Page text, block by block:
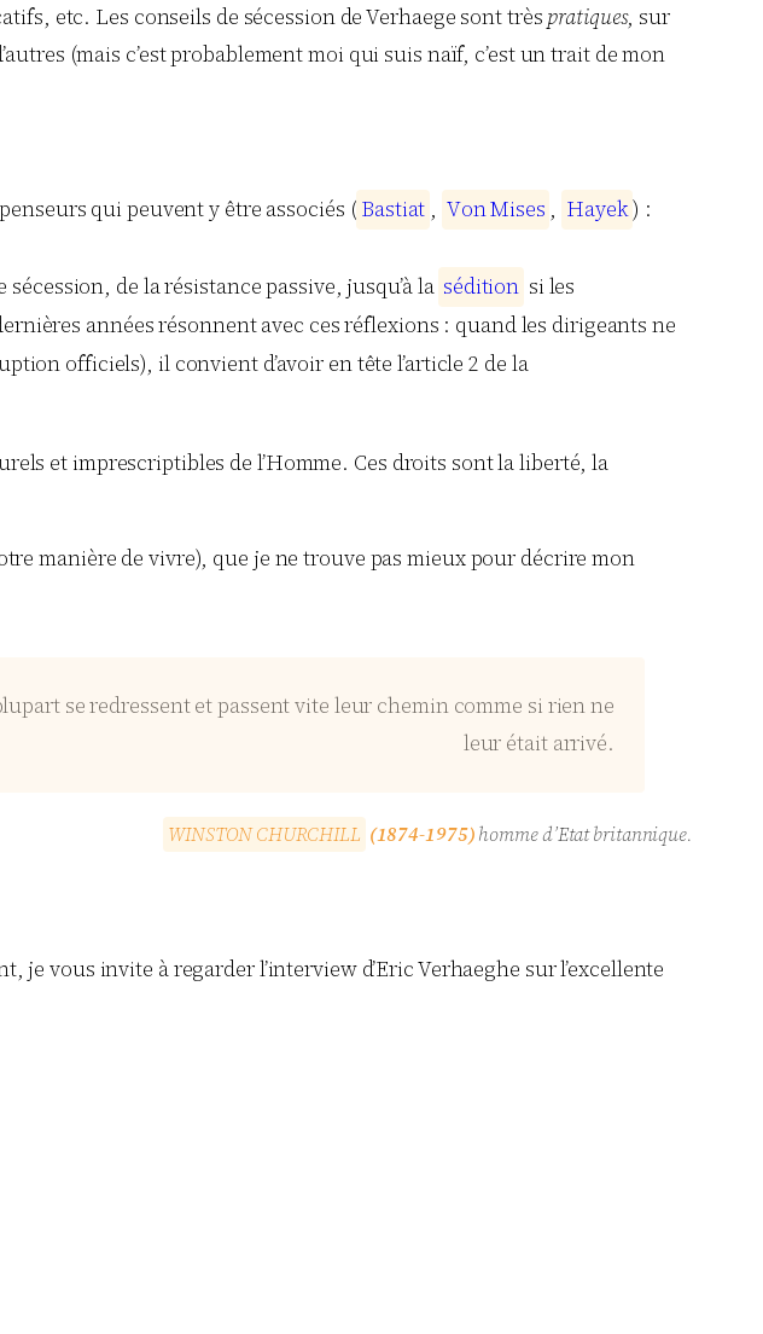
etc. Les conseils de sécession de Verhaege sont très pratiques, sur
(mais c’est probablement moi qui suis naïf, c’est un trait de mon
qui peuvent y être associés ( Bastiat , VonMises , Hayek) :
de la résistance passive, jusqu’à la sédition si les
années résonnent avec ces réflexions : quand les dirigeants ne
officiels), il convient d’avoir en tête l’article 2 de la
et imprescriptibles de l’Homme. Ces droits sont la liberté, la
manière de vivre), que je ne trouve pas mieux pour décrire mon
se redressent et passent vite leur chemin comme si rien ne
leur était arrivé.
WINSTONCHURCHILL (1874-1975)homme d’Etat britannique.
vous invite à regarder l’interview d’Eric Verhaeghe sur l’excellente